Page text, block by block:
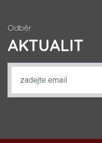
Odběr
AKTUALIT